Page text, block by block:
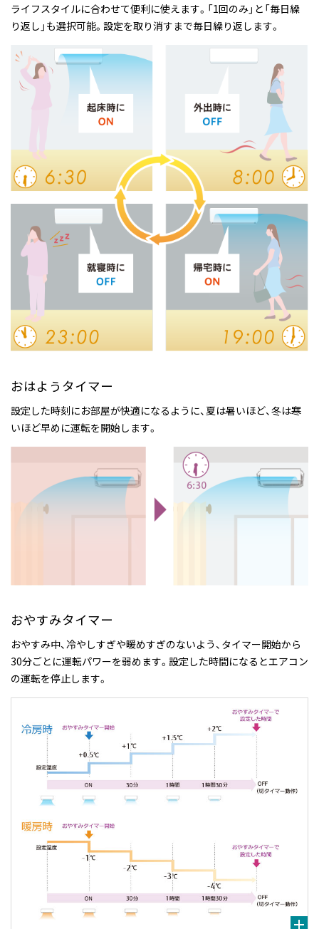
ライフスタイルに合わせて便利に使えます。「1回のみ」と「毎日繰
り返し」も選択可能。設定を取り消すまで毎日繰り返します。
おはようタイマー
設定した時刻にお部屋が快適になるように、夏は暑いほど、冬は寒
いほど早めに運転を開始します。
おやすみタイマー
おやすみ中、冷やしすぎや暖めすぎのないよう、タイマー開始から
30分ごとに運転パワーを弱めます。設定した時間になるとエアコン
の運転を停止します。